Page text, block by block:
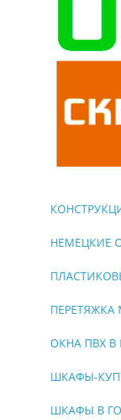
НЕМЕЦКИЕ
ПЕРЕТЯЖКА
ОКНА ПВХ В
ШКАФЫ-
ШКАФЫ В